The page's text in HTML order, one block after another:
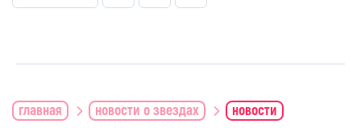
главная новости о звездах новости